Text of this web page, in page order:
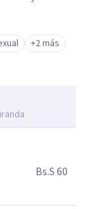
+2 más
Bs.S 60